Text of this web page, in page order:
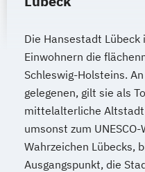
Yoga Trainer/in
Die Hansestadt
Einwohnern die
Schleswig-Holsteins.
gelegenen, gilt sie als
mittelalterliche
umsonst zum
Wahrzeichen Lübecks,
Ausgangspunkt, die